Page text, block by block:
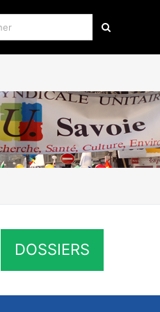
DOSSIERS